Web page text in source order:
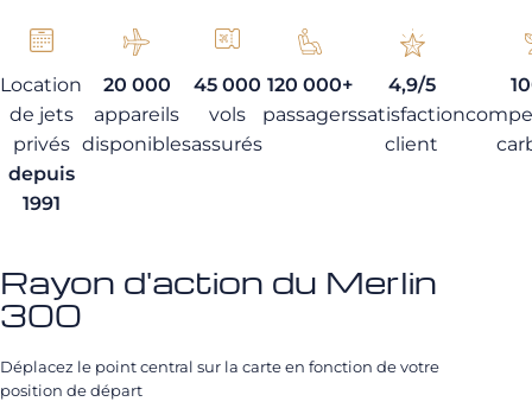
Location
de jets
privés
depuis
1991
20 000
appareils
disponibles
45 000
vols
assurés
120 000+
passagers
4,9/5
satisfaction
client
Rayon d'action du Merlin
300
Déplacez le point central sur la carte en fonction de votre
position de départ